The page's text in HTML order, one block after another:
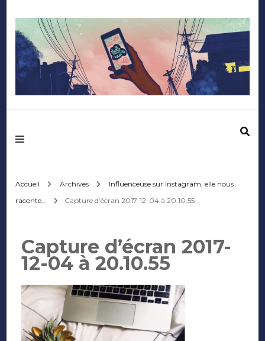
Mediafactory – Le
d'Audencia
SciencesCom
Accueil Archives
Influenceuse sur Instagram, elle nous
raconte…
Capture d’écran 2017-12-04 à 20.10.55
Capture d’écran 2017-
12-04 à 20.10.55